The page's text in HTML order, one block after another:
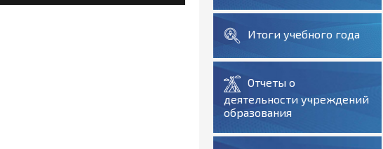
Итоги учебного года
Отчеты о
деятельности учреждений
образования